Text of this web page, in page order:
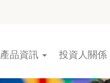
產品資訊 投資人關係